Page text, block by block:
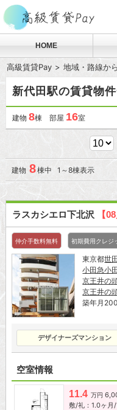
HOME
高級賃貸Pay 地域・路線か
新代田駅の賃貸物
建物 8棟 部屋 16室
建物 8棟中 1～8棟表示
ラスカシエロ下北沢 【
仲介手数料無料 初期費用クレジ
東京都世
小田急小
京王井の
京王井の
築年月
デザイナーズマンション
空室情報
11.4 万円
敷/礼：1.0ヶ月/